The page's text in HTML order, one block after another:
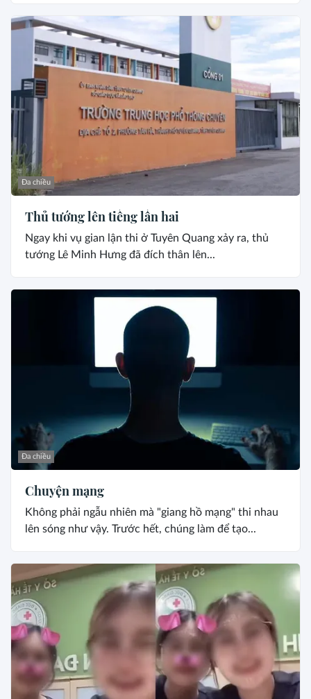
Đa chiều
Thủ tướng lên tiếng lần hai
Ngay khi vụ gian lận thi ở Tuyên Quang xảy ra, thủ
tướng Lê Minh Hưng đã đích thân lên...
Đa chiều
Chuyện mạng
Không phải ngẫu nhiên mà "giang hồ mạng" thi nhau
lên sóng như vậy. Trước hết, chúng làm để tạo...